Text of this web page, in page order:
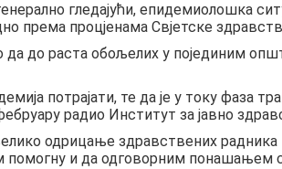
гледајући, епидемиолошка
према процјенама Свјетске
да до раста обољелих у појединим
потрајати, те да је у току фаза
фебруару радио Институт за јавно
одрицање здравствених
помогну и да одговорним понашањем